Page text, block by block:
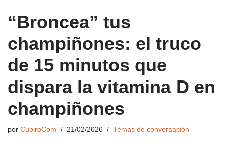
“Broncea” tus
champiñones: el truco
de 15 minutos que
dispara la vitamina D en
champiñones
por CubiroCom 21/02/2026 Temas de conversación